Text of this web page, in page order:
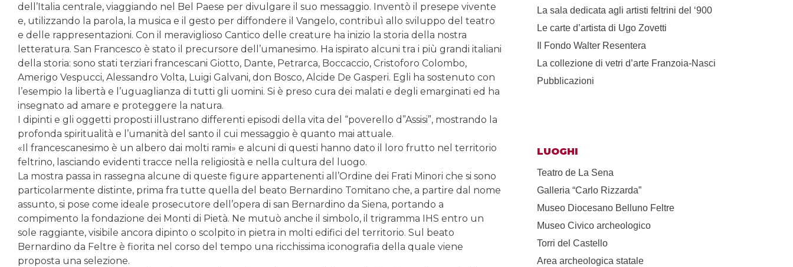
dell’Italia centrale, viaggiando nel Bel Paese per divulgare il suo messaggio. Inventò il presepe vivente
e, utilizzando la parola, la musica e il gesto per diffondere il Vangelo, contribuì allo sviluppo del teatro
e delle rappresentazioni. Con il meraviglioso Cantico delle creature ha inizio la storia della nostra
letteratura. San Francesco è stato il precursore dell’umanesimo. Ha ispirato alcuni tra i più grandi italiani
della storia: sono stati terziari francescani Giotto, Dante, Petrarca, Boccaccio, Cristoforo Colombo,
Amerigo Vespucci, Alessandro Volta, Luigi Galvani, don Bosco, Alcide De Gasperi. Egli ha sostenuto con
l’esempio la libertà e l’uguaglianza di tutti gli uomini. Si è preso cura dei malati e degli emarginati ed ha
insegnato ad amare e proteggere la natura.
I dipinti e gli oggetti proposti illustrano differenti episodi della vita del “poverello d”Assisi”, mostrando la
profonda spiritualità e l’umanità del santo il cui messaggio è quanto mai attuale.
«Il francescanesimo è un albero dai molti rami» e alcuni di questi hanno dato il loro frutto nel territorio
feltrino, lasciando evidenti tracce nella religiosità e nella cultura del luogo.
La mostra passa in rassegna alcune di queste figure appartenenti all’Ordine dei Frati Minori che si sono
particolarmente distinte, prima fra tutte quella del beato Bernardino Tomitano che, a partire dal nome
assunto, si pose come ideale prosecutore dell’opera di san Bernardino da Siena, portando a
compimento la fondazione dei Monti di Pietà. Ne mutuò anche il simbolo, il trigramma IHS entro un
sole raggiante, visibile ancora dipinto o scolpito in pietra in molti edifici del territorio. Sul beato
Bernardino da Feltre è fiorita nel corso del tempo una ricchissima iconografia della quale viene
proposta una selezione.
La sala dedicata agli artisti feltrini del ‘900
Le carte d’artista di Ugo Zovetti
Il Fondo Walter Resentera
La collezione di vetri d’arte Franzoia-Nasci
Pubblicazioni
LUOGHI
Teatro de La Sena
Galleria “Carlo Rizzarda”
Museo Diocesano Belluno Feltre
Museo Civico archeologico
Torri del Castello
Area archeologica statale